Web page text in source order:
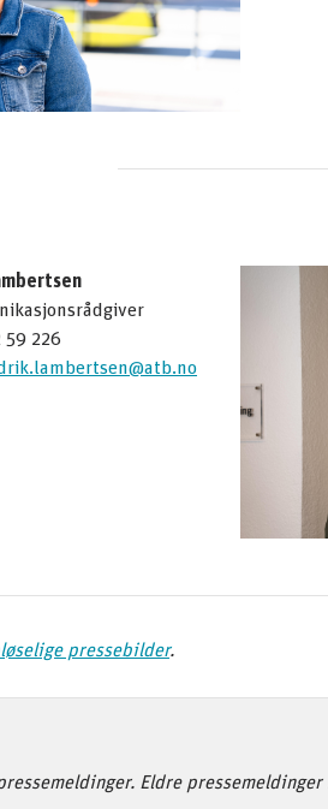
226
pressebilder.
Eldre